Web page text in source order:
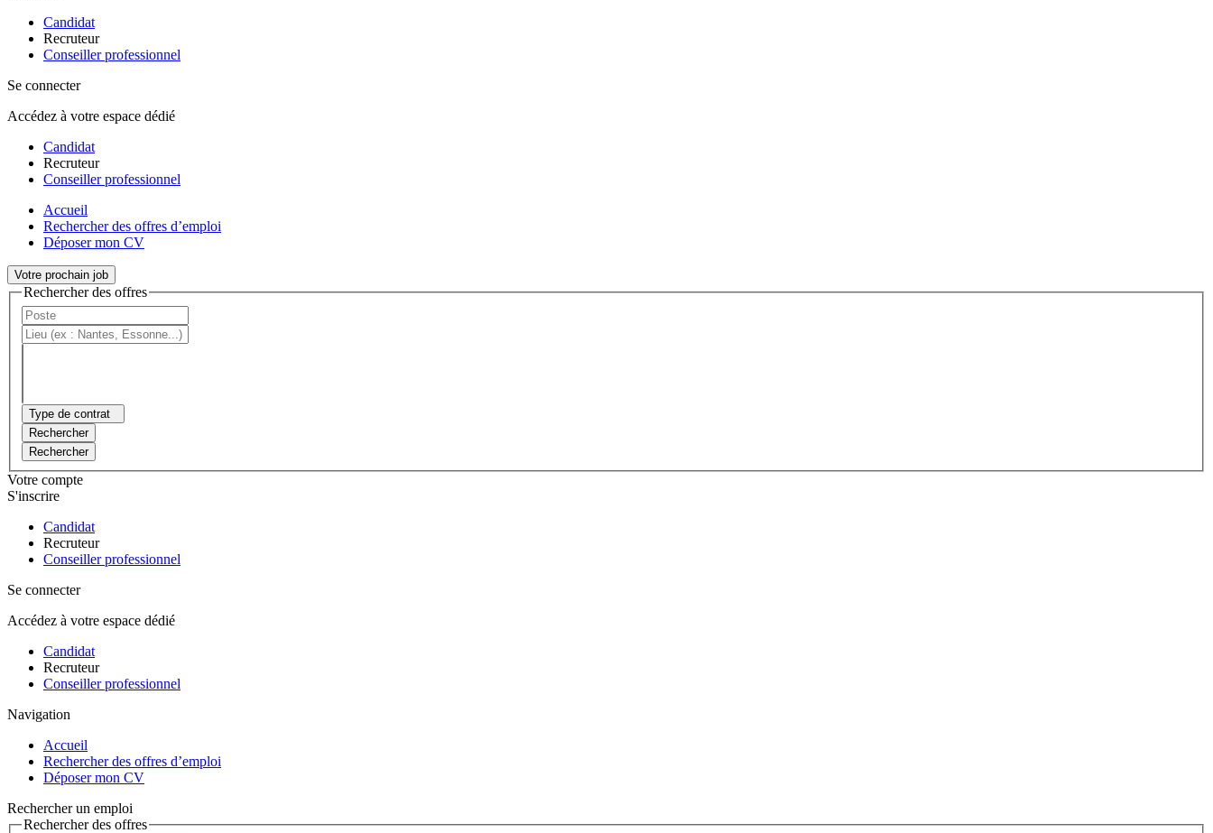
Candidat
Recruteur
Conseiller professionnel
Se connecter
Accédez à votre espace dédié
Candidat
Recruteur
Conseiller professionnel
Accueil
Rechercher des offres d’emploi
Déposer mon CV
Votre prochain job
Rechercher des offres
Type de contrat
Rechercher
Rechercher
Votre compte
S'inscrire
Candidat
Recruteur
Conseiller professionnel
Se connecter
Accédez à votre espace dédié
Candidat
Recruteur
Conseiller professionnel
Navigation
Accueil
Rechercher des offres d’emploi
Déposer mon CV
Rechercher un emploi
Rechercher des offres